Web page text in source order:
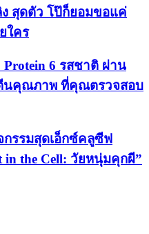
สุดตัว โป๊ก็ยอมขอแค่
ใคร
6 รสชาติ ผ่าน
นคุณภาพ ที่คุณตรวจสอบ
กรรมสุดเอ็กซ์คลูซีฟ
in the Cell: วัยหนุ่มคุกผี”